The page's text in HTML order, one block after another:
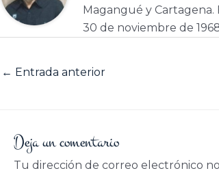
Magangué y Cartagena.
30 de noviembre de
← Entrada anterior
Deja un comentario
Tu dirección de correo electrónico